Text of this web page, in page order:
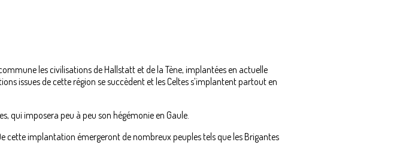
les civilisations de Hallstatt et de la Tène, implantées en actuelle
issues de cette région se succèdent et les Celtes s’implantent partout en
qui imposera peu à peu son hégémonie en Gaule.
cette implantation émergeront de nombreux peuples tels que les Brigantes